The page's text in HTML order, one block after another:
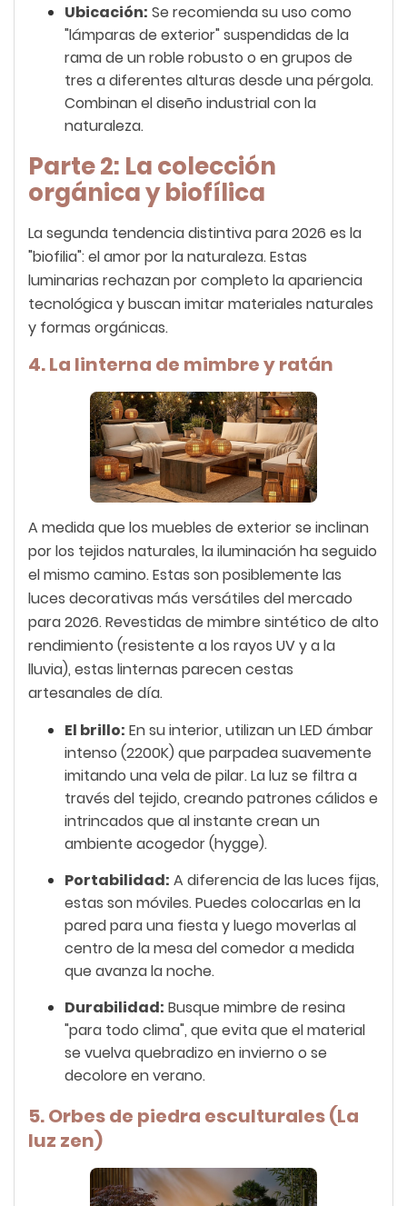
Ubicación: Se recomienda su uso como
"lámparas de exterior" suspendidas de la
rama de un roble robusto o en grupos de
tres a diferentes alturas desde una pérgola.
Combinan el diseño industrial con la
naturaleza.
Parte 2: La colección
orgánica y biofílica
La segunda tendencia distintiva para 2026 es la
"biofilia": el amor por la naturaleza. Estas
luminarias rechazan por completo la apariencia
tecnológica y buscan imitar materiales naturales
y formas orgánicas.
4. La linterna de mimbre y ratán
A medida que los muebles de exterior se inclinan
por los tejidos naturales, la iluminación ha seguido
el mismo camino. Estas son posiblemente las
luces decorativas más versátiles del mercado
para 2026. Revestidas de mimbre sintético de alto
rendimiento (resistente a los rayos UV y a la
lluvia), estas linternas parecen cestas
artesanales de día.
El brillo: En su interior, utilizan un LED ámbar
intenso (2200K) que parpadea suavemente
imitando una vela de pilar. La luz se filtra a
través del tejido, creando patrones cálidos e
intrincados que al instante crean un
ambiente acogedor (hygge).
Portabilidad: A diferencia de las luces fijas,
estas son móviles. Puedes colocarlas en la
pared para una fiesta y luego moverlas al
centro de la mesa del comedor a medida
que avanza la noche.
Durabilidad: Busque mimbre de resina
"para todo clima", que evita que el material
se vuelva quebradizo en invierno o se
decolore en verano.
5. Orbes de piedra esculturales (La
luz zen)